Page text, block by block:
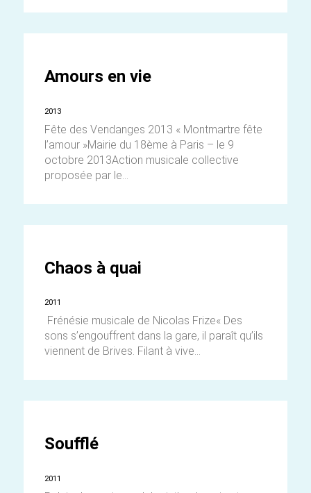
Amours en vie
2013
Fête des Vendanges 2013 « Montmartre fête
l’amour »Mairie du 18ème à Paris – le 9
octobre 2013Action musicale collective
proposée par le...
Chaos à quai
2011
Frénésie musicale de Nicolas Frize« Des
sons s’engouffrent dans la gare, il paraît qu’ils
viennent de Brives. Filant à vive...
Soufflé
2011